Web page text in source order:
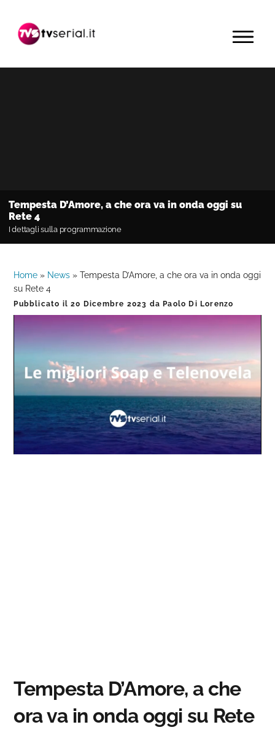
navigazione
contenuto
barra
primaria
MENU
Tempesta D’Amore, a che ora va in onda oggi su
Rete 4
I dettagli sulla programmazione
Home » News »Tempesta D’Amore, a che ora va in onda oggi
su Rete 4
Pubblicato il20 Dicembre 2023 da Paolo Di Lorenzo
0%
0%
Tempesta D’Amore, a che
ora va in onda oggi su Rete